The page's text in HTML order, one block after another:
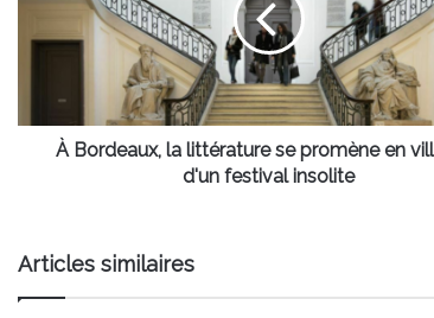
lors
À Bordeaux, la littérature se promène en
d'un festival insolite
Articles similaires